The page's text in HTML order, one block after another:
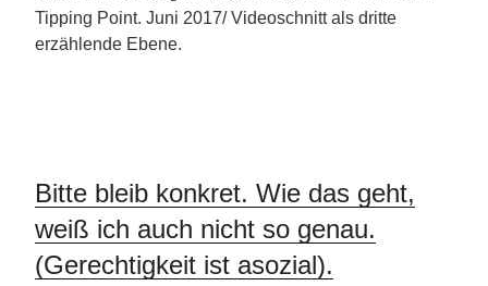
Tipping Point. Juni 2017/ Videoschnitt als dritte
erzählende Ebene.
Bitte bleib konkret. Wie das geht,
weiß ich auch nicht so genau.
(Gerechtigkeit ist asozial).